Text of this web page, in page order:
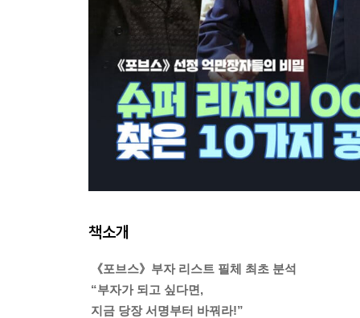
책소개
《포브스》부자 리스트 필체 최초 분석
“부자가 되고 싶다면,
지금 당장 서명부터 바꿔라!”